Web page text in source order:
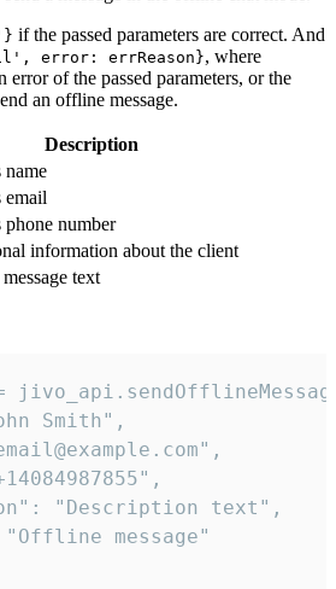
if the passed parameters are correct. And
error: errReason}, where
error of the passed parameters, or the
an offline message.
Description
name
email
phone number
information about the client
text
Smith",
"Description text",
message"